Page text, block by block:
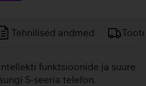
Tehnilised andmed
funktsioonide ja suure
S-seeria telefon.